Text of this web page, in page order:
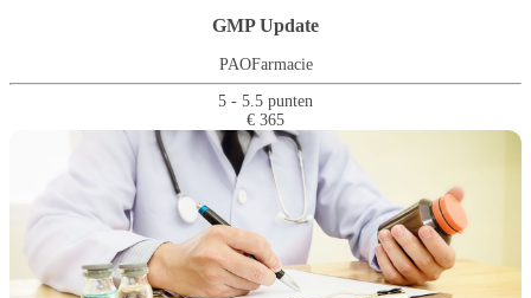
GMP Update
PAOFarmacie
5 - 5.5 punten
€ 365